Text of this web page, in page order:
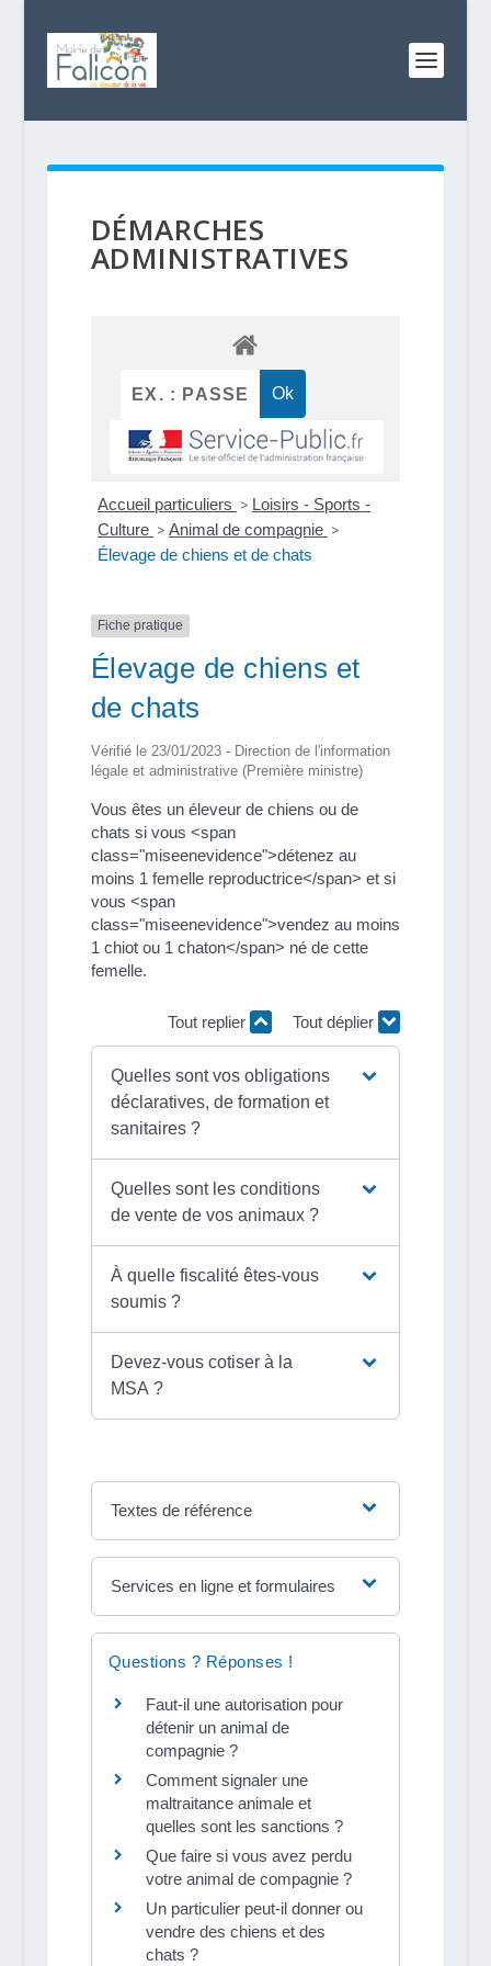
DÉMARCHES
ADMINISTRATIVES
Accueil particuliers > Loisirs - Sports -
Culture > Animal de compagnie >
Élevage de chiens et de chats
Fiche pratique
Élevage de chiens et
de chats
Vérifié le 23/01/2023 - Direction de l'information
légale et administrative (Première ministre)
Vous êtes un éleveur de chiens ou de
chats si vous <span
class="miseenevidence">détenez au
moins 1 femelle reproductrice</span> et si
vous <span
class="miseenevidence">vendez au moins
1 chiot ou 1 chaton</span> né de cette
femelle.
Tout replier Tout déplier
Quelles sont vos obligations
déclaratives, de formation et
sanitaires ?
Quelles sont les conditions
de vente de vos animaux ?
À quelle fiscalité êtes-vous
soumis ?
Devez-vous cotiser à la
MSA ?
Textes de référence
Services en ligne et formulaires
Questions ? Réponses !
Faut-il une autorisation pour
détenir un animal de
compagnie ?
Comment signaler une
maltraitance animale et
quelles sont les sanctions ?
Que faire si vous avez perdu
votre animal de compagnie ?
Un particulier peut-il donner ou
vendre des chiens et des
chats ?